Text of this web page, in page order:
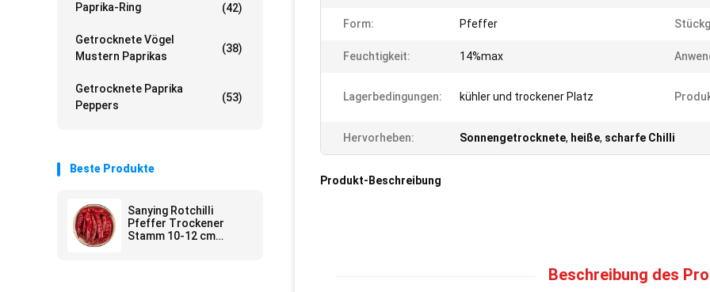
Paprika-Ring (42)
Getrocknete Vögel
Mustern Paprikas
(38)
Getrocknete Paprika
Peppers
(53)
Beste Produkte
Sanying Rotchilli
Pfeffer Trockener
Stamm 10-12 cm
Form: Pfeffer
Feuchtigkeit: 14%max
Lagerbedingungen: kühler und trockener Platz
Hervorheben: Sonnengetrocknete, heiße, scharfe Chilli
Produkt-Beschreibung
Beschreibung des